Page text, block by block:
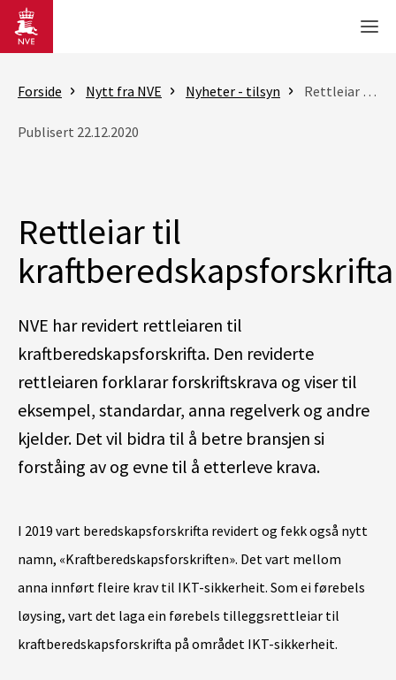
Gå til hovedinnhold
Forside Nytt fra NVE Nyheter - tilsyn Rettleiar til kraftberedskapsforskrifta
Publisert 22.12.2020
Rettleiar til
kraftberedskapsforskrifta
NVE har revidert rettleiaren til
kraftberedskapsforskrifta. Den reviderte
rettleiaren forklarar forskriftskrava og viser til
eksempel, standardar, anna regelverk og andre
kjelder. Det vil bidra til å betre bransjen si
forståing av og evne til å etterleve krava.
I 2019 vart beredskapsforskrifta revidertog fekk også nytt
namn, «Kraftberedskapsforskriften». Det vart mellom
anna innført fleire krav til IKT-sikkerheit. Som ei førebels
løysing, vart det laga ein førebels tilleggsrettleiar til
kraftberedskapsforskrifta på området IKT-sikkerheit.